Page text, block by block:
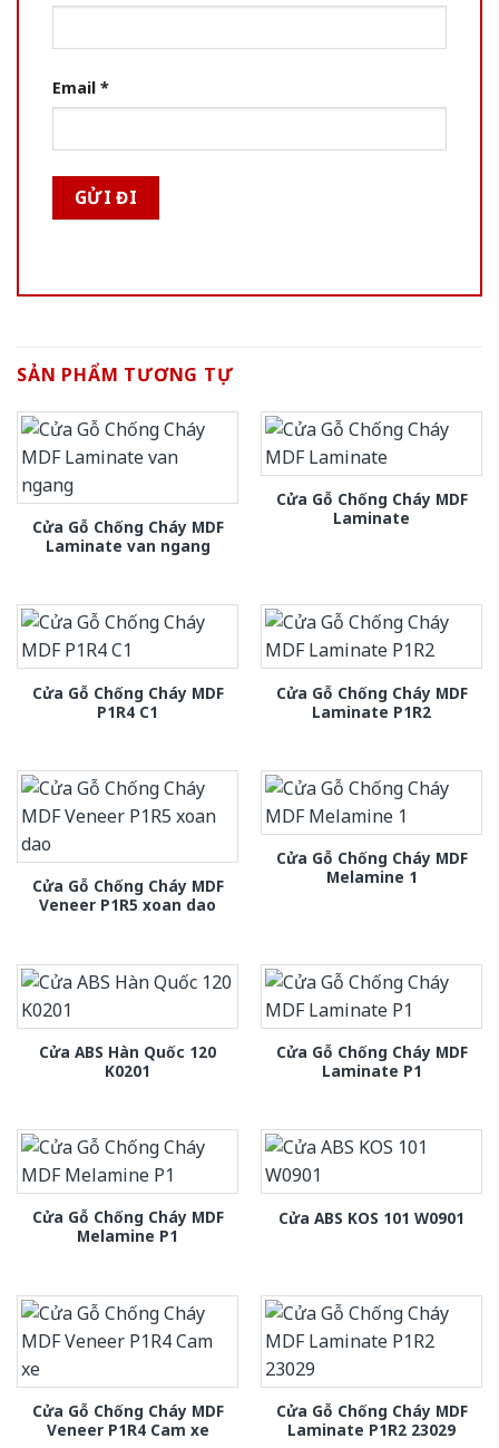
Email *
SẢN PHẨM TƯƠNG TỰ
Cửa Gỗ Chống Cháy MDF
Laminate van ngang
Cửa Gỗ Chống Cháy MDF
Laminate
Cửa Gỗ Chống Cháy MDF
P1R4 C1
Cửa Gỗ Chống Cháy MDF
Laminate P1R2
Cửa Gỗ Chống Cháy MDF
Veneer P1R5 xoan dao
Cửa Gỗ Chống Cháy MDF
Melamine 1
Cửa ABS Hàn Quốc 120
K0201
Cửa Gỗ Chống Cháy MDF
Laminate P1
Cửa Gỗ Chống Cháy MDF
Melamine P1
Cửa ABS KOS 101 W0901
Cửa Gỗ Chống Cháy MDF
Veneer P1R4 Cam xe
Cửa Gỗ Chống Cháy MDF
Laminate P1R2 23029